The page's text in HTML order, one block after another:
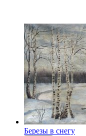
Березы в снегу